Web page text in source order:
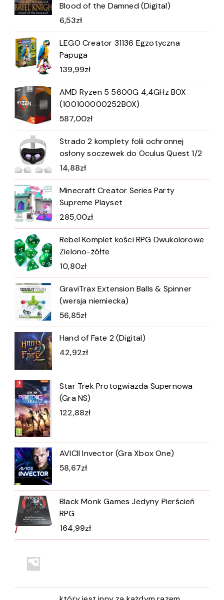
Blood of the Damned (Digital)
6,53zł
LEGO Creator 31136 Egzotyczna
Papuga
139,99zł
AMD Ryzen 5 5600G 4,4GHz BOX
(100100000252BOX)
587,00zł
Strado 2 komplety folii ochronnej
osłony soczewek do Oculus Quest 1/2
14,88zł
Minecraft Creator Series Party
Supreme Playset
285,00zł
Rebel Komplet kości RPG Dwukolorowe
Zielono-żółte
10,80zł
GraviTrax Extension Balls & Spinner
(wersja niemiecka)
56,85zł
Hand of Fate 2 (Digital)
42,92zł
Star Trek Protogwiazda Supernowa
(Gra NS)
122,88zł
AVICII Invector (Gra Xbox One)
58,67zł
Black Monk Games Jedyny Pierścień
RPG
164,99zł